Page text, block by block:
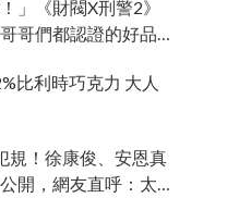
」《財閥X刑警2》
哥們都認證的好品
比利時巧克力 大人
規！徐康俊、安恩真
開，網友直呼：太